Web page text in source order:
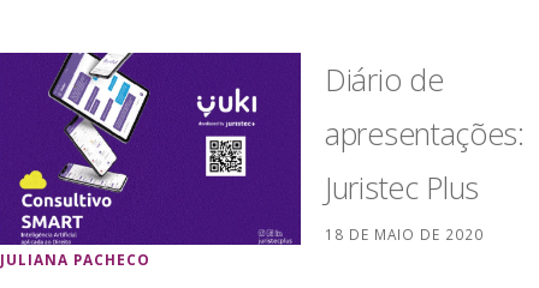
Diário de
apresentações:
Juristec Plus
18 DE MAIO DE 2020
JULIANA PACHECO